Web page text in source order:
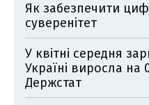
Як забезпечити
суверенітет
У квітні середня
Україні виросла на
Держстат